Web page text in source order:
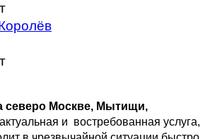
северо Москве, Мытищи,
и востребованная услуга,